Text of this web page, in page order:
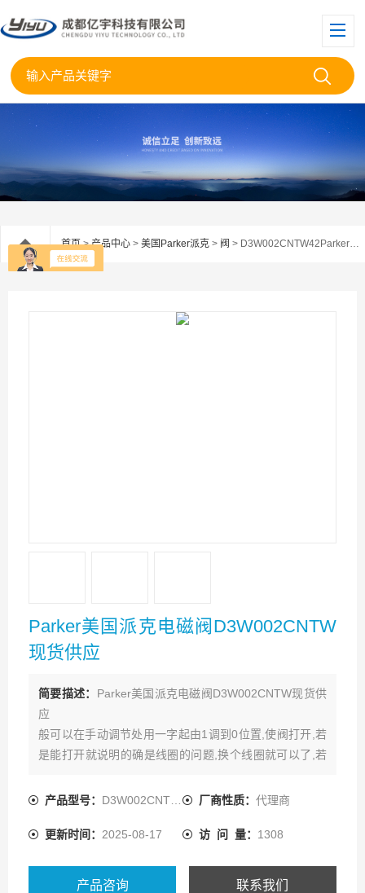
首页>产品中心 > 美国Parker派克 > 阀 > D3W002CNTW42Parker美国派克电磁阀D3W002CNTW现货供应
Parker美国派克电磁阀D3W002CNTW
现货供应
简要描述： Parker美国派克电磁阀D3W002CNTW现货供
应
般可以在手动调节处用一字起由1调到0位置,使阀打开,若
是能打开就说明的确是线圈的问题,换个线圈就可以了,若
洗正确应该用CCL4,
产品型号： D3W002CNTW42 厂商性质： 代理商
更新时间： 2025-08-17 访 问 量： 1308
产品咨询 联系我们